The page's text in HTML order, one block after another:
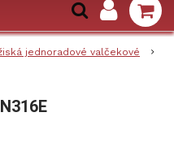
jednoradové valčekové